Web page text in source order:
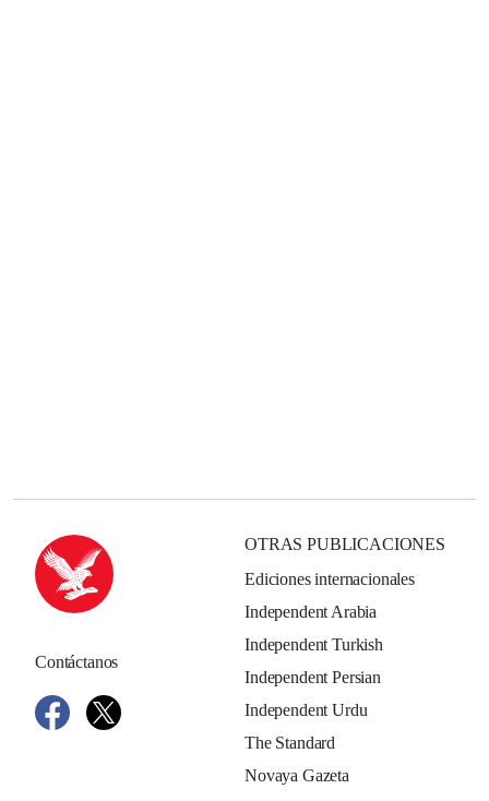
Contáctanos
OTRAS PUBLICACIONES
Ediciones internacionales
Independent Arabia
Independent Turkish
Independent Persian
Independent Urdu
The Standard
Novaya Gazeta